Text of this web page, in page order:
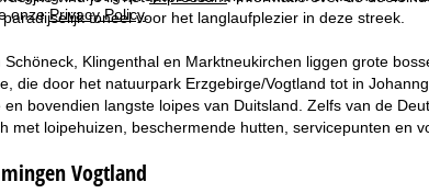
onzePrivacy Policy.
toneel voor het langlaufplezier in deze streek.
Klingenthal en Marktneukirchen liggen grote
die door het natuurpark Erzgebirge/Vogtland tot in
bovendien langste loipes van Duitsland. Zelfs van de
met loipehuizen, beschermende hutten, servicepunten en
Vogtland